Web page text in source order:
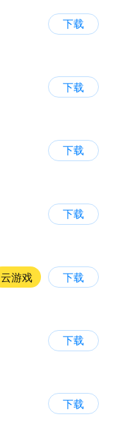
下载
下载
下载
下载
云游戏 下载
下载
下载